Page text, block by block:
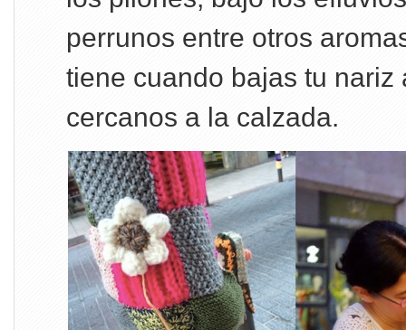
perrunos entre otros
tiene cuando bajas tu nariz
cercanos a la calzada.